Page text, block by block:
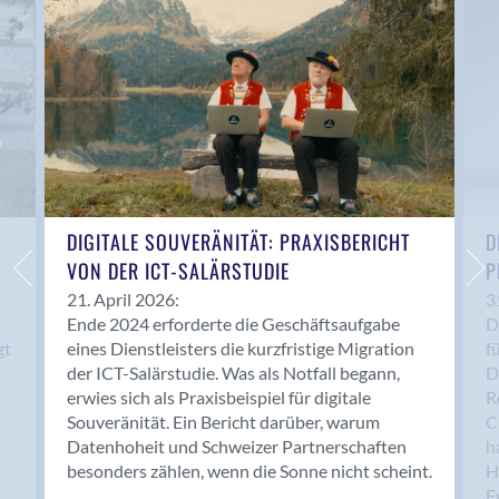
Anwil
Appenzell
Au SG
Baar
Baden
Balsthal
Balzers
Basel
Bassersdorf
Belp
Bendern
Benken (SG)
Bergdietikon
Berlin
Bern
Bern - Liebefeld
DIGITALE SOUVERÄNITÄT: PRAXISBERICHT
VON DER ICT-SALÄRSTUDIE
21. April 2026:
Ende 2024 erforderte die Geschäftsaufgabe
eines Dienstleisters die kurzfristige Migration
der ICT-Salärstudie. Was als Notfall begann,
erwies sich als Praxisbeispiel für digitale
Souveränität. Ein Bericht darüber, warum
Datenhoheit und Schweizer Partnerschaften
besonders zählen, wenn die Sonne nicht scheint.